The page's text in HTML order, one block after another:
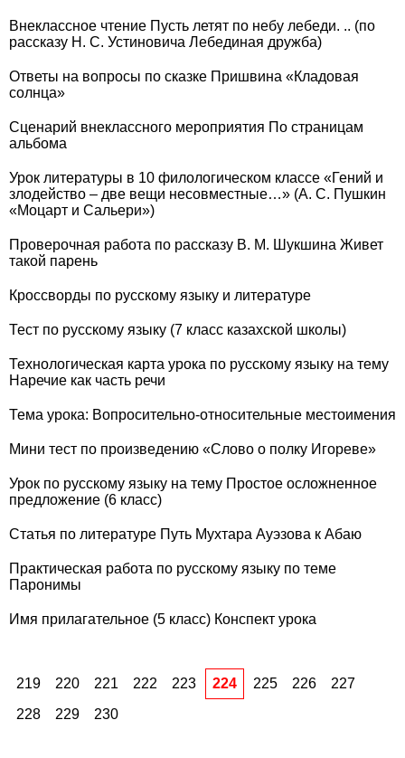
Внеклассное чтение Пусть летят по небу лебеди. .. (по
рассказу Н. С. Устиновича Лебединая дружба)
Ответы на вопросы по сказке Пришвина «Кладовая
солнца»
Сценарий внеклассного мероприятия По страницам
альбома
Урок литературы в 10 филологическом классе «Гений и
злодейство – две вещи несовместные…» (А. С. Пушкин
«Моцарт и Сальери»)
Проверочная работа по рассказу В. М. Шукшина Живет
такой парень
Кроссворды по русскому языку и литературе
Тест по русскому языку (7 класс казахской школы)
Технологическая карта урока по русскому языку на тему
Наречие как часть речи
Тема урока: Вопросительно-относительные местоимения
Мини тест по произведению «Слово о полку Игореве»
Урок по русскому языку на тему Простое осложненное
предложение (6 класс)
Статья по литературе Путь Мухтара Ауэзова к Абаю
Практическая работа по русскому языку по теме
Паронимы
Имя прилагательное (5 класс) Конспект урока
219 220 221 222 223 224 225 226
227
228
229 230